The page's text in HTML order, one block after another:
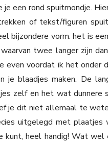
je een rond spuitmondje.
of tekst/figuren
bijzondere vorm. het is
twee langer zijn
even voordat ik het onder
je blaadjes maken. De
zelf en het wat dunnere
je dit niet allemaal te
uitgelegd met plaatjes
kunt, heel handig! Wat wel